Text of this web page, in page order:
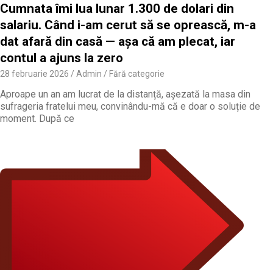
Cumnata îmi lua lunar 1.300 de dolari din
salariu. Când i-am cerut să se oprească, m-a
dat afară din casă — așa că am plecat, iar
contul a ajuns la zero
28 februarie 2026 Admin Fără categorie
Aproape un an am lucrat de la distanță, așezată la masa din
sufrageria fratelui meu, convinându-mă că e doar o soluție de
moment. După ce